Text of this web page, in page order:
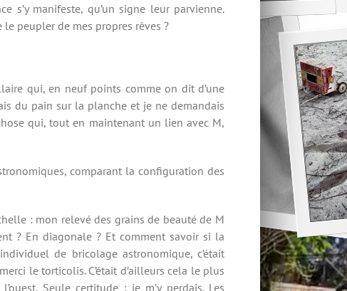
s’y manifeste, qu’un signe leur parvienne.
le peupler de mes propres rêves ?
qui, en neuf points comme on dit d’une
du pain sur la planche et je ne demandais
qui, tout en maintenant un lien avec M,
comparant la configuration des
: mon relevé des grains de beauté de M
? En diagonale ? Et comment savoir si la
de bricolage astronomique, c’était
le torticolis. C’était d’ailleurs cela le plus
Seule certitude : je m’y perdais. Les